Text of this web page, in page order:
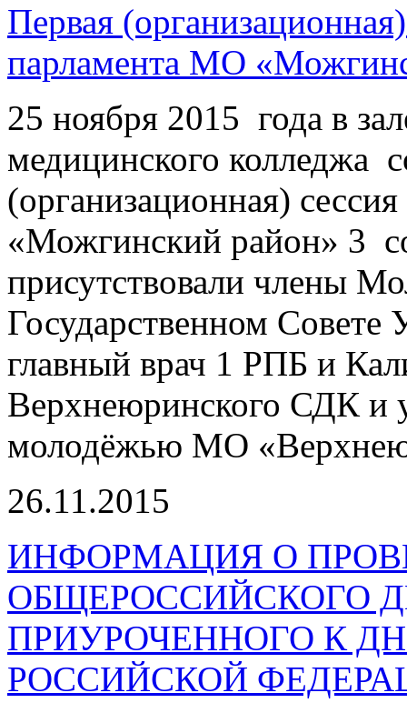
Первая
парламента МО
25 ноября 2015 года в
медицинского колледжа
(организационная)
«Можгинский район» 3
присутствовали члены
Государственном
главный врач 1 РПБ и
Верхнеюринского СДК и
молодёжью МО
26.11.2015
ИНФОРМАЦИЯ О
ОБЩЕРОССИЙСКОГО
ПРИУРОЧЕННОГО К
РОССИЙСКОЙ